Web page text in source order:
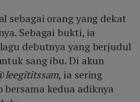
sebagai orang yang dekat
Sebagai bukti, ia
debutnya yang berjudul
sang ibu. Di akun
leegititssam, ia sering
kedua adiknya